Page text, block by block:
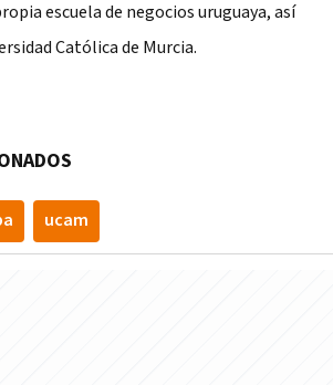
escuela de negocios uruguaya, así
Católica de Murcia.
ucam